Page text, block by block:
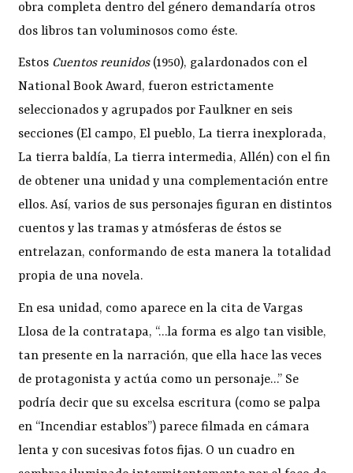
obra completa dentro del género demandaría otros
dos libros tan voluminosos como éste.
Estos Cuentos reunidos(1950), galardonados con el
National Book Award, fueron estrictamente
seleccionados y agrupados por Faulkner en seis
secciones (El campo, El pueblo, La tierra inexplorada,
La tierra baldía, La tierra intermedia, Allén) con el fin
de obtener una unidad y una complementación entre
ellos. Así, varios de sus personajes figuran en distintos
cuentos y las tramas y atmósferas de éstos se
entrelazan, conformando de esta manera la totalidad
propia de una novela.
En esa unidad, como aparece en la cita de Vargas
Llosa de la contratapa, “…la forma es algo tan visible,
tan presente en la narración, que ella hace las veces
de protagonista y actúa como un personaje…” Se
podría decir que su excelsa escritura (como se palpa
en “Incendiar establos”) parece filmada en cámara
lenta y con sucesivas fotos fijas. O un cuadro en